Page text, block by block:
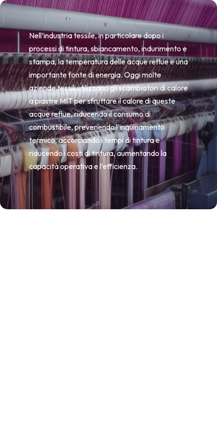
Nell’industria tessile, in particolare dopo i
processi di tintura, sbiancamento, indurimento e
stampa, la temperatura delle acque reflue è una
importante fonte di energia. Oggi molte
aziende tessili utilizzano gli scambiatori di calore
a piastre MIT per sfruttare il calore di queste
acque reflue, riducendo il consumo di
combustibile, prevenendo l’inquinamento
termico, accorciando i tempi di tintura e
riducendo i costi di tintura, aumentando la
capacità operativa e l’efficienza.